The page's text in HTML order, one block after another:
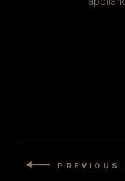
PREVIOUS